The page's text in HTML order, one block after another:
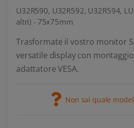
U32R590, U32R592, U32R594,
altri) - 75x75mm
Trasformate il vostro monitor
versatile display con
adattatore VESA.
Non sai quale